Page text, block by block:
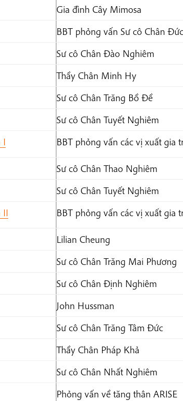
Gia đình Cây Mimosa
BBT phỏng vấn Sư cô Chân Đức
Sư cô Chân Đào Nghiêm
Thầy Chân Minh Hy
Sư cô Chân Trăng Bồ Đề
Sư cô Chân Tuyết Nghiêm
I
BBT phỏng vấn các vị xuất gia
Sư cô Chân Thao Nghiêm
Sư cô Chân Tuyết Nghiêm
II
BBT phỏng vấn các vị xuất gia
Lilian Cheung
Sư cô Chân Trăng Mai Phương
Sư cô Chân Định Nghiêm
John Hussman
Sư cô Chân Trăng Tâm Đức
Thầy Chân Pháp Khả
Sư cô Chân Nhất Nghiêm
Phỏng vấn về tăng thân ARISE